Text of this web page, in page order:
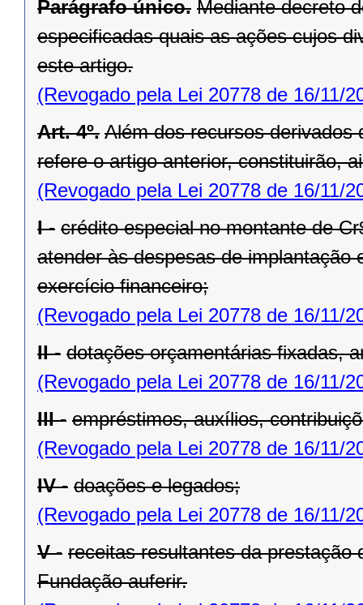
Parágrafo único. Mediante decreto
especificadas quais as ações cujos
este artigo.
(Revogado pela Lei 20778 de 16/11/
Art. 4º. Além dos recursos derivados
refere o artigo anterior, constituirão,
(Revogado pela Lei 20778 de 16/11/
I - crédito especial no montante de
atender às despesas de implantação
exercício financeiro;
(Revogado pela Lei 20778 de 16/11/
II - dotações orçamentárias fixadas,
(Revogado pela Lei 20778 de 16/11/
III - empréstimos, auxílios,
(Revogado pela Lei 20778 de 16/11/
IV - doações e legados;
(Revogado pela Lei 20778 de 16/11/
V - receitas resultantes da prestação
Fundação auferir.